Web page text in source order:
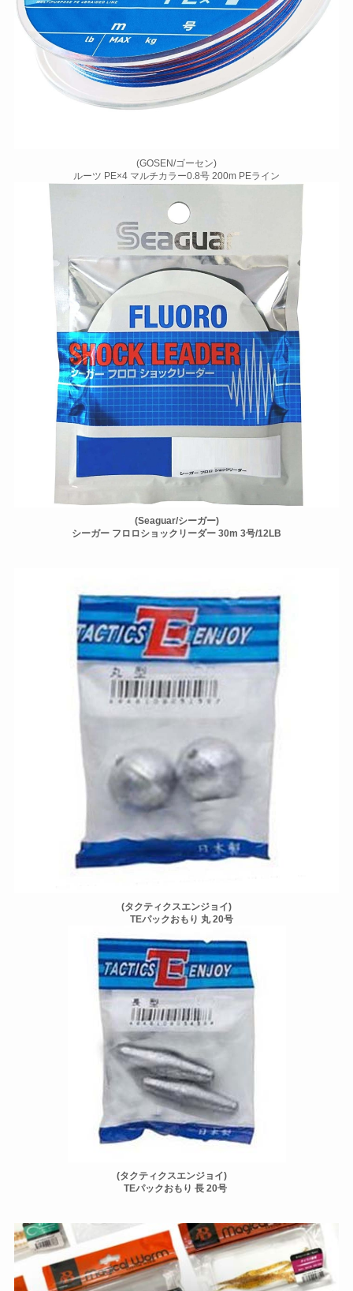
(GOSEN/ゴーセン)
ルーツ PE×4 マルチカラー0.8号 200m PEライン
(Seaguar/シーガー)
シーガー フロロショックリーダー 30m 3号/12LB
(タクティクスエンジョイ)
TEパックおもり 丸 20号
(タクティクスエンジョイ)
TEパックおもり 長 20号